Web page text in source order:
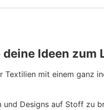
Ideen zum
mit einem ganz
Designs auf Stoff zu